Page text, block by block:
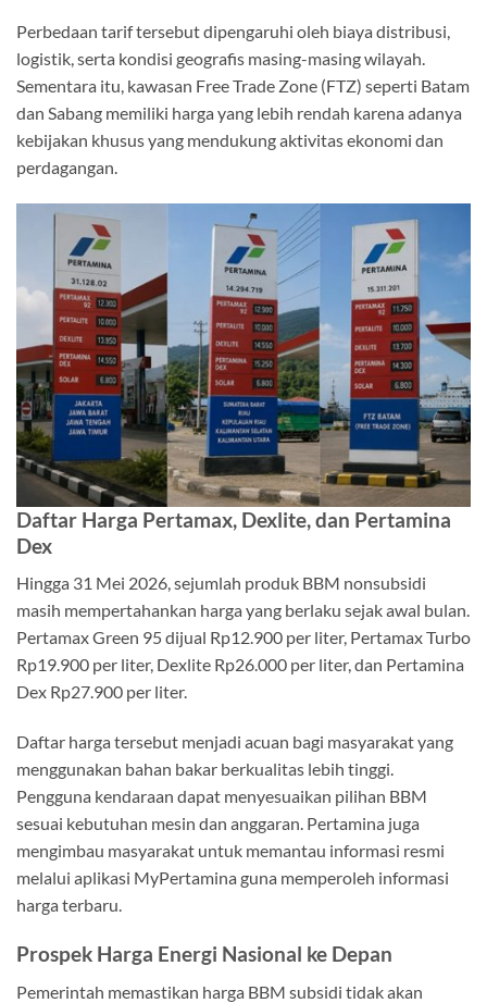
Perbedaan tarif tersebut dipengaruhi oleh biaya distribusi,
logistik, serta kondisi geografis masing-masing wilayah.
Sementara itu, kawasan Free Trade Zone (FTZ) seperti Batam
dan Sabang memiliki harga yang lebih rendah karena adanya
kebijakan khusus yang mendukung aktivitas ekonomi dan
perdagangan.
Daftar Harga Pertamax, Dexlite, dan Pertamina
Dex
Hingga 31 Mei 2026, sejumlah produk BBM nonsubsidi
masih mempertahankan harga yang berlaku sejak awal bulan.
Pertamax Green 95 dijual Rp12.900 per liter, Pertamax Turbo
Rp19.900 per liter, Dexlite Rp26.000 per liter, dan Pertamina
Dex Rp27.900 per liter.
Daftar harga tersebut menjadi acuan bagi masyarakat yang
menggunakan bahan bakar berkualitas lebih tinggi.
Pengguna kendaraan dapat menyesuaikan pilihan BBM
sesuai kebutuhan mesin dan anggaran. Pertamina juga
mengimbau masyarakat untuk memantau informasi resmi
melalui aplikasi MyPertamina guna memperoleh informasi
harga terbaru.
Prospek Harga Energi Nasional ke Depan
Pemerintah memastikan harga BBM subsidi tidak akan